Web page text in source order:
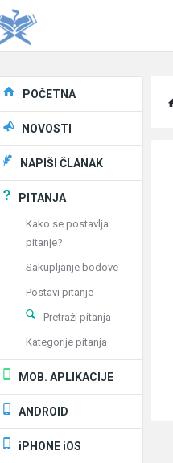
Explore
POČETNA
NOVOSTI
NAPIŠI ČLANAK
PITANJA
Kako se postavlja
pitanje?
Sakupljanje bodove
Postavi pitanje
Pretraži pitanja
Kategorije pitanja
MOB. APLIKACIJE
ANDROID
iPHONE iOS